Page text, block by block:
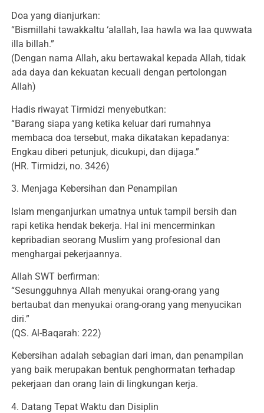
Doa yang dianjurkan:
“Bismillahi tawakkaltu ‘alallah, laa hawla wa laa quwwata
illa billah.”
(Dengan nama Allah, aku bertawakal kepada Allah, tidak
ada daya dan kekuatan kecuali dengan pertolongan
Allah)
Hadis riwayat Tirmidzi menyebutkan:
“Barang siapa yang ketika keluar dari rumahnya
membaca doa tersebut, maka dikatakan kepadanya:
Engkau diberi petunjuk, dicukupi, dan dijaga.”
(HR. Tirmidzi, no. 3426)
3. Menjaga Kebersihan dan Penampilan
Islam menganjurkan umatnya untuk tampil bersih dan
rapi ketika hendak bekerja. Hal ini mencerminkan
kepribadian seorang Muslim yang profesional dan
menghargai pekerjaannya.
Allah SWT berfirman:
“Sesungguhnya Allah menyukai orang-orang yang
bertaubat dan menyukai orang-orang yang menyucikan
diri.”
(QS. Al-Baqarah: 222)
Kebersihan adalah sebagian dari iman, dan penampilan
yang baik merupakan bentuk penghormatan terhadap
pekerjaan dan orang lain di lingkungan kerja.
4. Datang Tepat Waktu dan Disiplin